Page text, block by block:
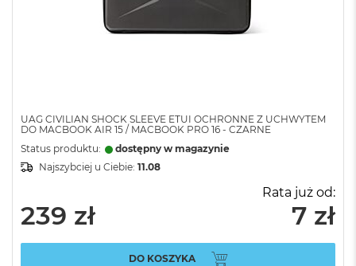
UAG CIVILIAN SHOCK SLEEVE ETUI OCHRONNE Z UCHWYTEM
DO MACBOOK AIR 15 / MACBOOK PRO 16 - CZARNE
Status produktu:
dostępny w magazynie
Najszybciej u Ciebie: 11.08
239 zł
Rata już od:
7 zł
DO KOSZYKA